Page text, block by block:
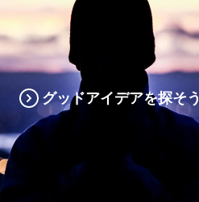
グッドアイデアを探そう